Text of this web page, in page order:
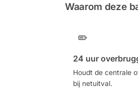
Waarom deze
24 uur
Houdt de centrale
bij netuitval.